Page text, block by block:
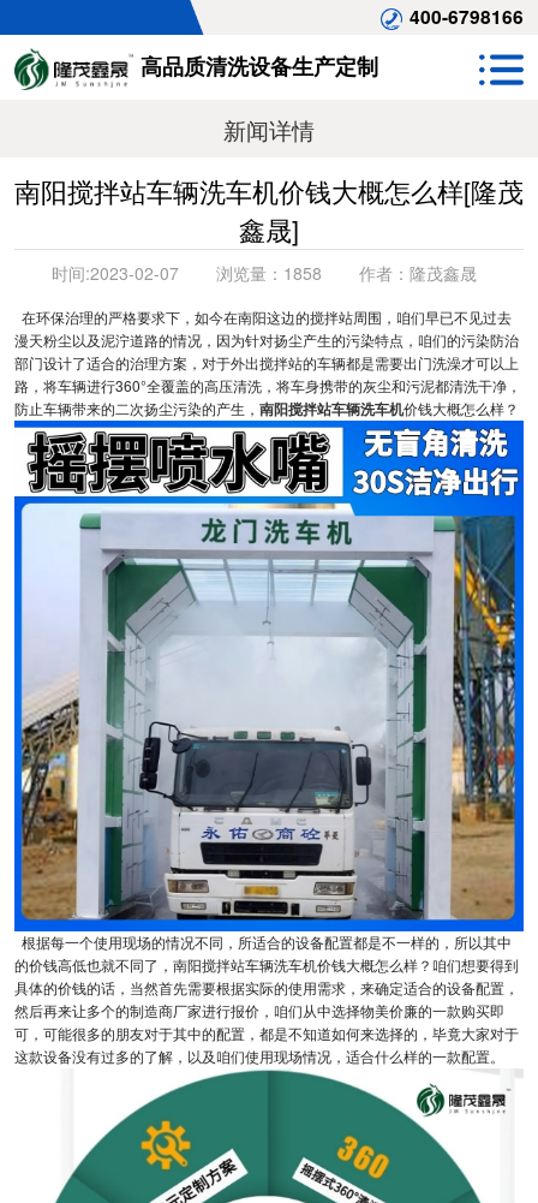
400-6798166
高品质清洗设备生产定制
新闻详情
南阳搅拌站车辆洗车机价钱大概怎么样[隆茂
鑫晟]
时间:2023-02-07 浏览量： 1858 作者： 隆茂鑫晟
在环保治理的严格要求下，如今在南阳这边的搅拌站周围，咱们早已不见过去
漫天粉尘以及泥泞道路的情况，因为针对扬尘产生的污染特点，咱们的污染防治
部门设计了适合的治理方案，对于外出搅拌站的车辆都是需要出门洗澡才可以上
路，将车辆进行360°全覆盖的高压清洗，将车身携带的灰尘和污泥都清洗干净，
防止车辆带来的二次扬尘污染的产生， 南阳搅拌站车辆洗车机价钱大概怎么样？
根据每一个使用现场的情况不同，所适合的设备配置都是不一样的，所以其中
的价钱高低也就不同了，南阳搅拌站车辆洗车机价钱大概怎么样？咱们想要得到
具体的价钱的话，当然首先需要根据实际的使用需求，来确定适合的设备配置，
然后再来让多个的制造商厂家进行报价，咱们从中选择物美价廉的一款购买即
可，可能很多的朋友对于其中的配置，都是不知道如何来选择的，毕竟大家对于
这款设备没有过多的了解，以及咱们使用现场情况，适合什么样的一款配置。